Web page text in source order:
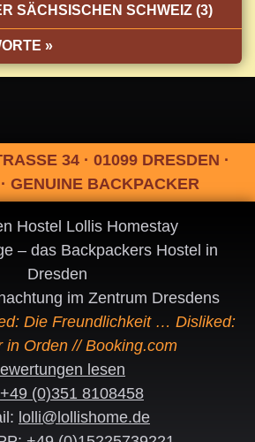
SÄCHSISCHEN SCHWEIZ (3)
»
34 · 01099 DRESDEN ·
GENUINE BACKPACKER
Hostel Lollis Homestay
– das Backpackers Hostel in
Dresden
im Zentrum Dresdens
Die Freundlichkeit … Disliked:
in Orden // Booking.com
lesen
+49 (0)351 8108458
lolli@lollishome.de